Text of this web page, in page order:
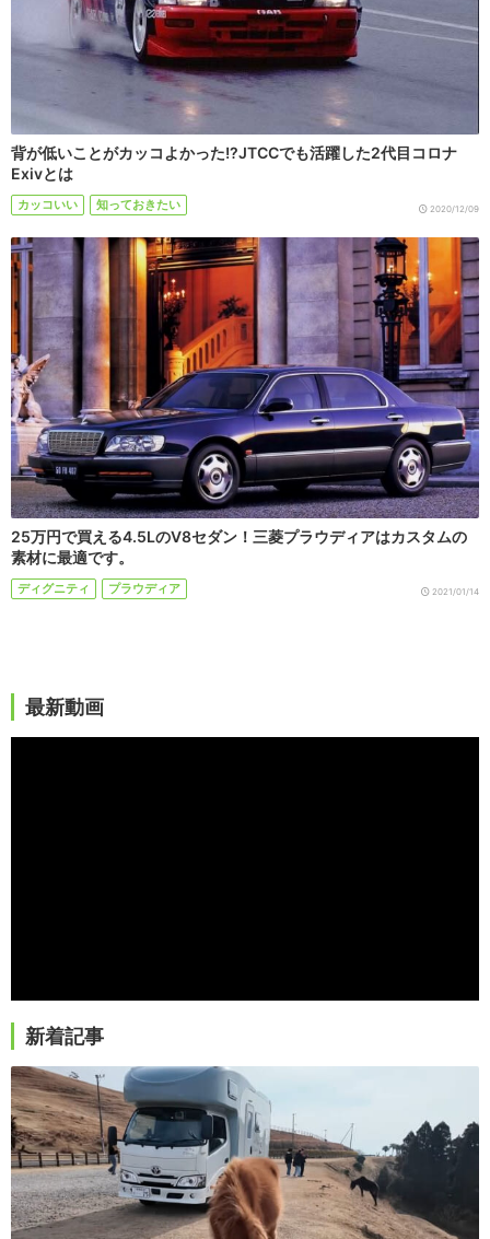
背が低いことがカッコよかった!?JTCCでも活躍した2代目コロナ
Exivとは
カッコいい 知っておきたい 2020/12/09
25万円で買える4.5LのV8セダン！三菱プラウディアはカスタムの
素材に最適です。
ディグニティ プラウディア 2021/01/14
最新動画
新着記事